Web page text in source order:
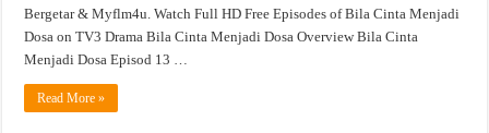
Bergetar & Myflm4u. Watch Full HD Free Episodes of Bila Cinta Menjadi
Dosa on TV3 Drama Bila Cinta Menjadi Dosa Overview Bila Cinta
Menjadi Dosa Episod 13 …
Read More »